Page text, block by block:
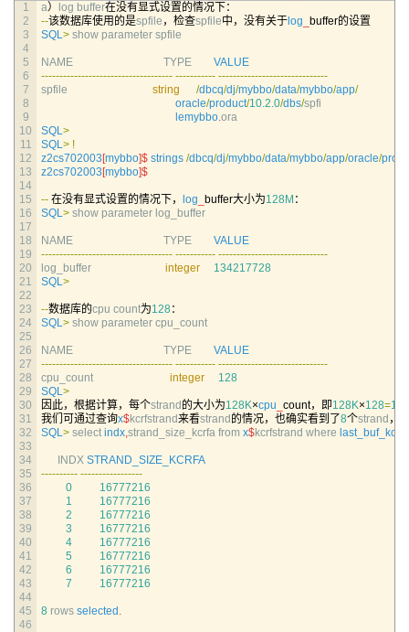
1
2
3
4
5
6
7
8
9
10
11
12
13
14
15
16
17
18
19
20
21
22
23
24
25
26
27
28
29
30
31
32
33
34
35
36
37
38
39
40
41
42
43
44
45
46
a） log buffer在没有显式设置的情况下：
--该数据库使用的是spfile ，检查spfile中，没有关于 log
buffer的设置
SQL> show parameter
NAME TYPE VALUE
------------------------------------ ----------- ------------------------------
spfile string /dbcq/dj/mybbo/data/mybbo/app/
oracle/product/10.2.0/dbs/
lemybbo.ora
SQL>
SQL> !
z2cs702003 [mybbo]$ strings /dbcq/dj/mybbo/data/mybbo/app/oracle/
z2cs702003 [mybbo]$
-- 在没有显式设置的情况下， log buffer大小为128M ：
SQL> show parameter
NAME TYPE VALUE
------------------------------------ ----------- ------------------------------
log_buffer integer
134217728
SQL>
--数据库的cpu count为128：
SQL> show parameter
NAME TYPE VALUE
------------------------------------ ----------- ------------------------------
cpu_count integer
128
SQL>
因此，根据计算，每个strand 的大小为128K×cpu count，即128K×128=
我们可通过查询x$kcrfstrand来看strand 的情况，也确实看到了8个strand ，
SQL> select indx,strand_size_kcrfa from x$kcrfstrand where last_buf_kcrfa
INDX STRAND_SIZE_KCRFA
---------- -----------------
0
16777216
1
16777216
2
16777216
3
16777216
4
16777216
5
16777216
6
16777216
7
16777216
8 rows selected .